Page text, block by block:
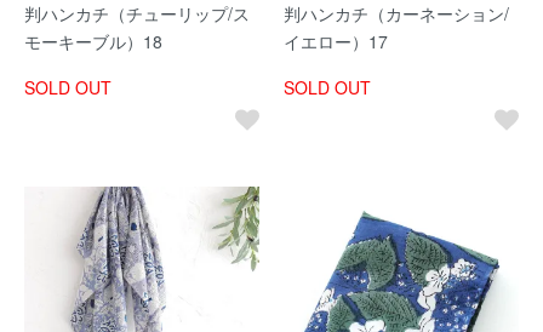
判ハンカチ（チューリップ/ス
モーキーブル）18
SOLD OUT
判ハンカチ（カーネーション/
イエロー）17
SOLD OUT